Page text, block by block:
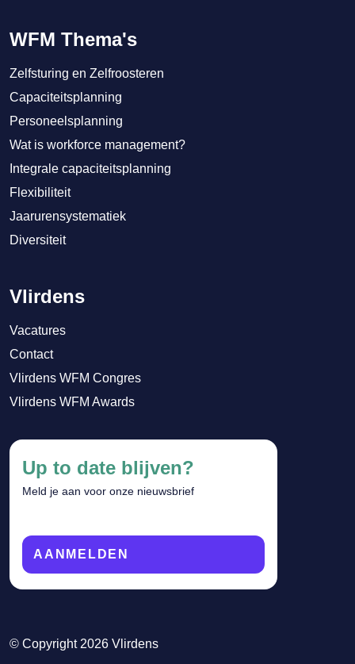
WFM Thema's
Zelfsturing en Zelfroosteren
Capaciteitsplanning
Personeelsplanning
Wat is workforce management?
Integrale capaciteitsplanning
Flexibiliteit
Jaarurensystematiek
Diversiteit
Vlirdens
Vacatures
Contact
Vlirdens WFM Congres
Vlirdens WFM Awards
Up to date blijven?
Meld je aan voor onze nieuwsbrief
AANMELDEN
© Copyright 2026 Vlirdens